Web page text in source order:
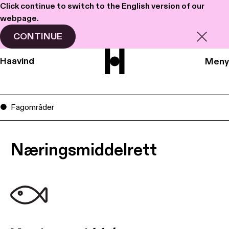
Click continue to switch to the English version of our
webpage.
CONTINUE
Haavind Meny
Fagområder
Næringsmiddelrett